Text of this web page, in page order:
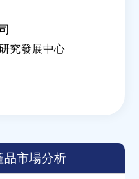
究發展中心
品市場分析